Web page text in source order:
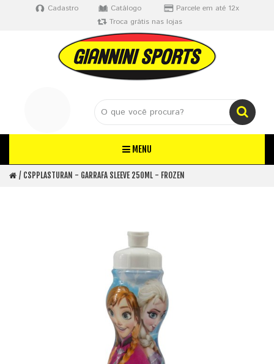
Cadastro Catálogo
Parcele em até 12x
Troca grátis nas lojas
MENU
CSPPLASTURAN - GARRAFA SLEEVE 250ML - FROZEN